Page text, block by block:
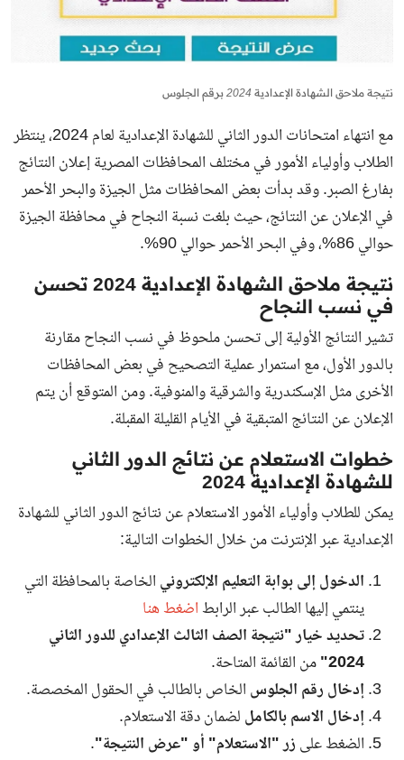
نتيجة ملاحق الشهادة الإعدادية 2024 برقم الجلوس
مع انتهاء امتحانات الدور الثاني للشهادة الإعدادية لعام 2024، ينتظر
الطلاب وأولياء الأمور في مختلف المحافظات المصرية إعلان النتائج
بفارغ الصبر. وقد بدأت بعض المحافظات مثل الجيزة والبحر الأحمر
في الإعلان عن النتائج، حيث بلغت نسبة النجاح في محافظة الجيزة
حوالي 86%، وفي البحر الأحمر حوالي 90%.
نتيجة ملاحق الشهادة الإعدادية 2024 تحسن
في نسب النجاح
تشير النتائج الأولية إلى تحسن ملحوظ في نسب النجاح مقارنة
بالدور الأول، مع استمرار عملية التصحيح في بعض المحافظات
الأخرى مثل الإسكندرية والشرقية والمنوفية. ومن المتوقع أن يتم
الإعلان عن النتائج المتبقية في الأيام القليلة المقبلة.
خطوات الاستعلام عن نتائج الدور الثاني
للشهادة الإعدادية 2024
يمكن للطلاب وأولياء الأمور الاستعلام عن نتائج الدور الثاني للشهادة
الإعدادية عبر الإنترنت من خلال الخطوات التالية:
الدخول إلى بوابة التعليم الإلكتروني الخاصة بالمحافظة التي
ينتمي إليها الطالب عبرالرابط اضغط هنا
تحديد خيار "نتيجة الصف الثالث الإعدادي للدور الثاني
2024" من القائمة المتاحة.
إدخال رقم الجلوس الخاص بالطالب في الحقول المخصصة.
إدخال الاسم بالكامل لضمان دقة الاستعلام.
الضغط على زر "الاستعلام" أو "عرض النتيجة".